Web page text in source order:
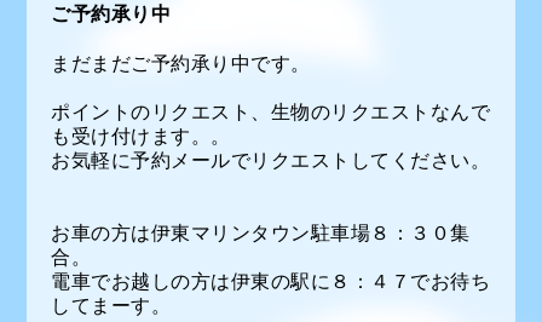
ご予約承り中
まだまだご予約承り中です。
ポイントのリクエスト、生物のリクエストなんで
も受け付けます。。
お気軽に予約メールでリクエストしてください。
お車の方は伊東マリンタウン駐車場８：３０集
合。
電車でお越しの方は伊東の駅に８：４７でお待ち
してまーす。